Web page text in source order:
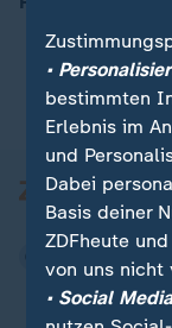
•
bestimmten
Erlebnis im
und
Dabei
Basis deiner
ZDFheute
von uns nicht
• Social